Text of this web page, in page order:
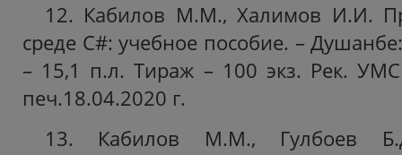
12. Кабилов М.М., Халимов И.И.
среде С#: учебное пособие. –
– 15,1 п.л. Тираж – 100 экз. Рек.
печ.18.04.2020 г.
13. Кабилов М.М., Гулбоев